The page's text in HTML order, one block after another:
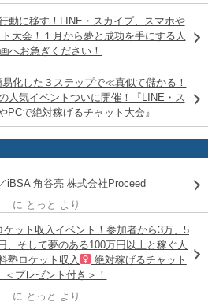
動に移す！LINE・スカイプ、スマホや
大会！１月から夢と成功を手にする人
へお急ぎください！
易化した３ステップで≪真似て儲かる！
人気イベントついに開催！『LINE・ス
PCで絶対稼げるチャット大会』
iBSA 角谷亮 株式会社Proceed
に とっと より
ケット収入イベント！参加者から3万、5
、そして夢のある100万円以上と稼ぐ人
塾ロケット収入
絶対稼げるチャット
＜プレゼント付き＞！
に とっと より